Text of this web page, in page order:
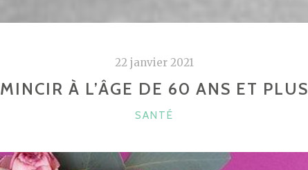
22 janvier 2021
MINCIR À L’ÂGE DE 60 ANS ET PLUS
CATÉGORIES
SANTÉ